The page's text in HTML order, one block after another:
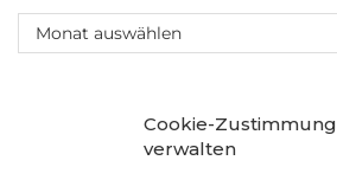
Cookie-Zustimmung
verwalten
Archiv